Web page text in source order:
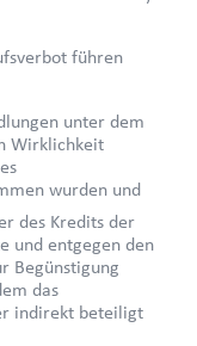
führen
unter dem
Wirklichkeit
wurden und
des Kredits der
und entgegen den
Begünstigung
das
indirekt beteiligt